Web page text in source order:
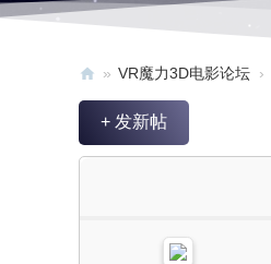
V
» VR魔力3D电影论坛 ›
+ 发新帖